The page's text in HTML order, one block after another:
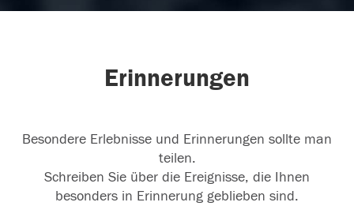
Erinnerungen
Besondere Erlebnisse und Erinnerungen sollte man
teilen.
Schreiben Sie über die Ereignisse, die Ihnen
besonders in Erinnerung geblieben sind.